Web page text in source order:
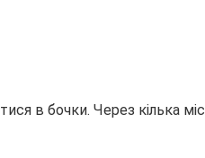
в бочки. Через кілька